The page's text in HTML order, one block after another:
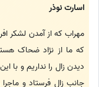
اسارت نوذر
مهراب که از آمدن لشکر
که ما از نژاد ضحاک
دیدن زال را نداریم و با
جانب زال فرستاد و